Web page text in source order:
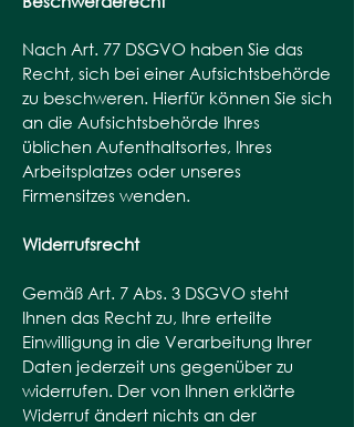
Nach Art. 77 DSGVO haben Sie das
Recht, sich bei einer Aufsichtsbehörde
zu beschweren. Hierfür können Sie sich
an die Aufsichtsbehörde Ihres
üblichen Aufenthaltsortes, Ihres
Arbeitsplatzes oder unseres
Firmensitzes wenden.
Widerrufsrecht
Gemäß Art. 7 Abs. 3 DSGVO steht
Ihnen das Recht zu, Ihre erteilte
Einwilligung in die Verarbeitung Ihrer
Daten jederzeit uns gegenüber zu
widerrufen. Der von Ihnen erklärte
Widerruf ändert nichts an der